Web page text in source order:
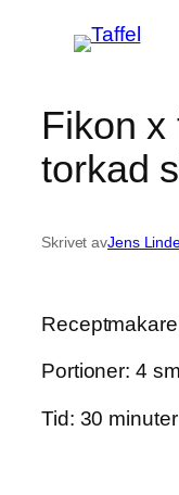
Fikon x
torkad
Skrivet avJens
Portioner: 4
Tid: 30 minuter